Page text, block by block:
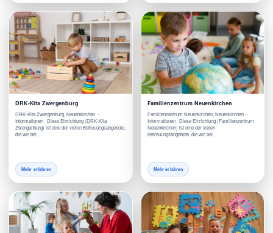
DRK-Kita Zwergenburg
DRK-Kita Zwergenburg, Neuenkirchen -
Informationen Diese Einrichtung (DRK-Kita
Zwergenburg) ist eine der vielen Betreuungsangebote,
die wir bei …
Mehr erfahren
Familienzentrum Neuenkirchen
Familienzentrum Neuenkirchen, Neuenkirchen -
Informationen Diese Einrichtung (Familienzentrum
Neuenkirchen) ist eine der vielen
Betreuungsangebote, die wir bei …
Mehr erfahren